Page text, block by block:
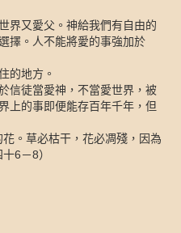
界又愛父。神給我們有自由的
擇。人不能將愛的事強加於
的地方。
信徒當愛神，不當愛世界，被
上的事即便能存百年千年，但
。草必枯干，花必凋殘，因為
十6 －8）